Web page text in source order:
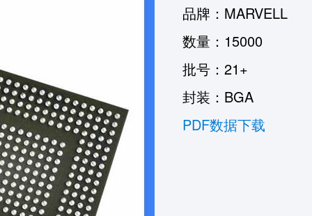
品牌：MARVELL
数量：15000
批号：21+
封装：BGA
PDF数据下载